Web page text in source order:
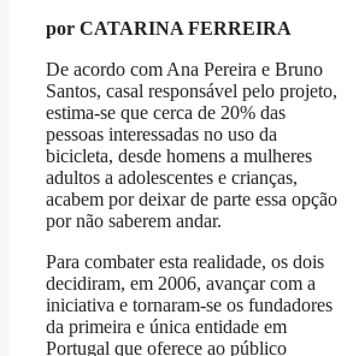
por CATARINA FERREIRA
De acordo com Ana Pereira e Bruno
Santos, casal responsável pelo projeto,
estima-se que cerca de 20% das
pessoas interessadas no uso da
bicicleta, desde homens a mulheres
adultos a adolescentes e crianças,
acabem por deixar de parte essa opção
por não saberem andar.
Para combater esta realidade, os dois
decidiram, em 2006, avançar com a
iniciativa e tornaram-se os fundadores
da primeira e única entidade em
Portugal que oferece ao público